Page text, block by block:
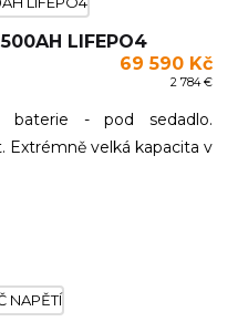
500AH LIFEPO4
69 590 Kč
2 784 €
baterie - pod sedadlo.
Extrémně velká kapacita v